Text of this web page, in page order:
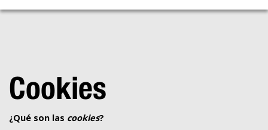
Cookies
¿Qué son las cookies?